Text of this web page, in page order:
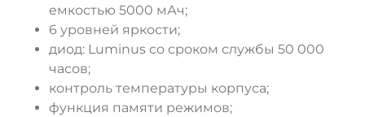
емкостью 5000 мАч;
6 уровней яркости;
диод: Luminus со сроком службы 50 000
часов;
контроль температуры корпуса;
функция памяти режимов;